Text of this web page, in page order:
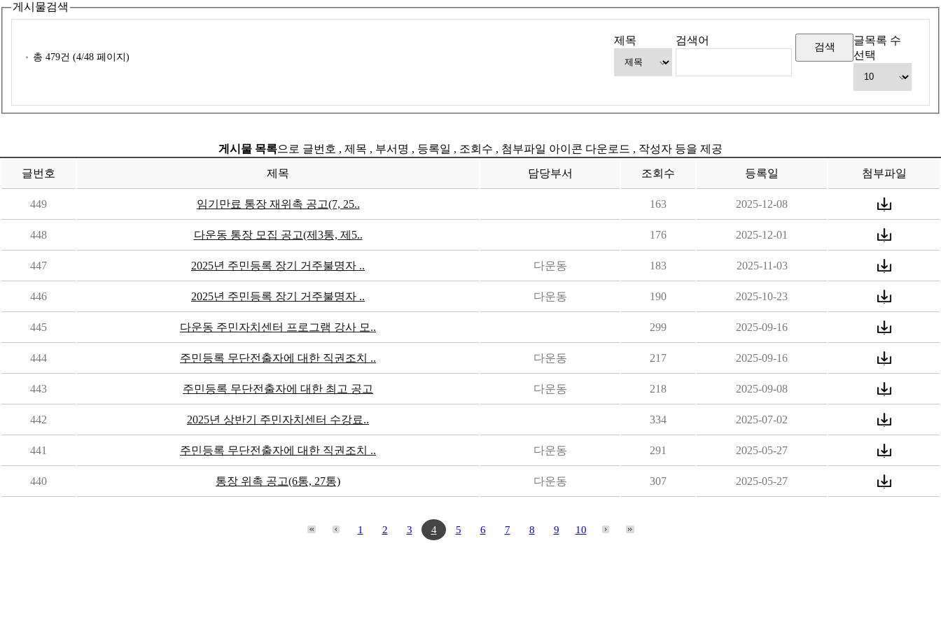
게시물검색
총 479건 (4/48 페이지)
제목 검색어
글목록 수
선택
게시물 목록으로 글번호 , 제목 , 부서명 , 등록일 , 조회수 , 첨부파일 아이콘 다운로드 , 작성자 등을 제공
글번호 제목 담당부서 조회수 등록일 첨부파일
449 임기만료 통장 재위촉 공고(7, 25.. 163 2025-12-08
448 다운동 통장 모집 공고(제3통, 제5.. 176 2025-12-01
447 2025년 주민등록 장기 거주불명자 .. 다운동 183 2025-11-03
446 2025년 주민등록 장기 거주불명자 .. 다운동 190 2025-10-23
445 다운동 주민자치센터 프로그램 강사 모.. 299 2025-09-16
444 주민등록 무단전출자에 대한 직권조치 .. 다운동 217 2025-09-16
443 주민등록 무단전출자에 대한 최고 공고 다운동 218 2025-09-08
442 2025년 상반기 주민자치센터 수강료.. 334 2025-07-02
441 주민등록 무단전출자에 대한 직권조치 .. 다운동 291 2025-05-27
440 통장 위촉 공고(6통, 27통) 다운동 307 2025-05-27
1 2 3 4 5 6 7 8 9 10